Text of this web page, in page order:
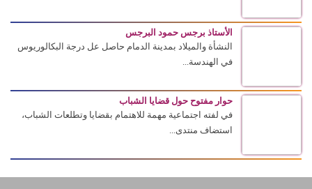
الأستاذ برجس حمود البرجس
النشأة والميلاد بمدينة الدمام حاصل عل درجة البكالوريوس
في الهندسة...
حوار مفتوح حول قضايا الشباب
في لفته اجتماعية مهمة للاهتمام بقضايا وتطلعات الشباب،
استضاف منتدى...